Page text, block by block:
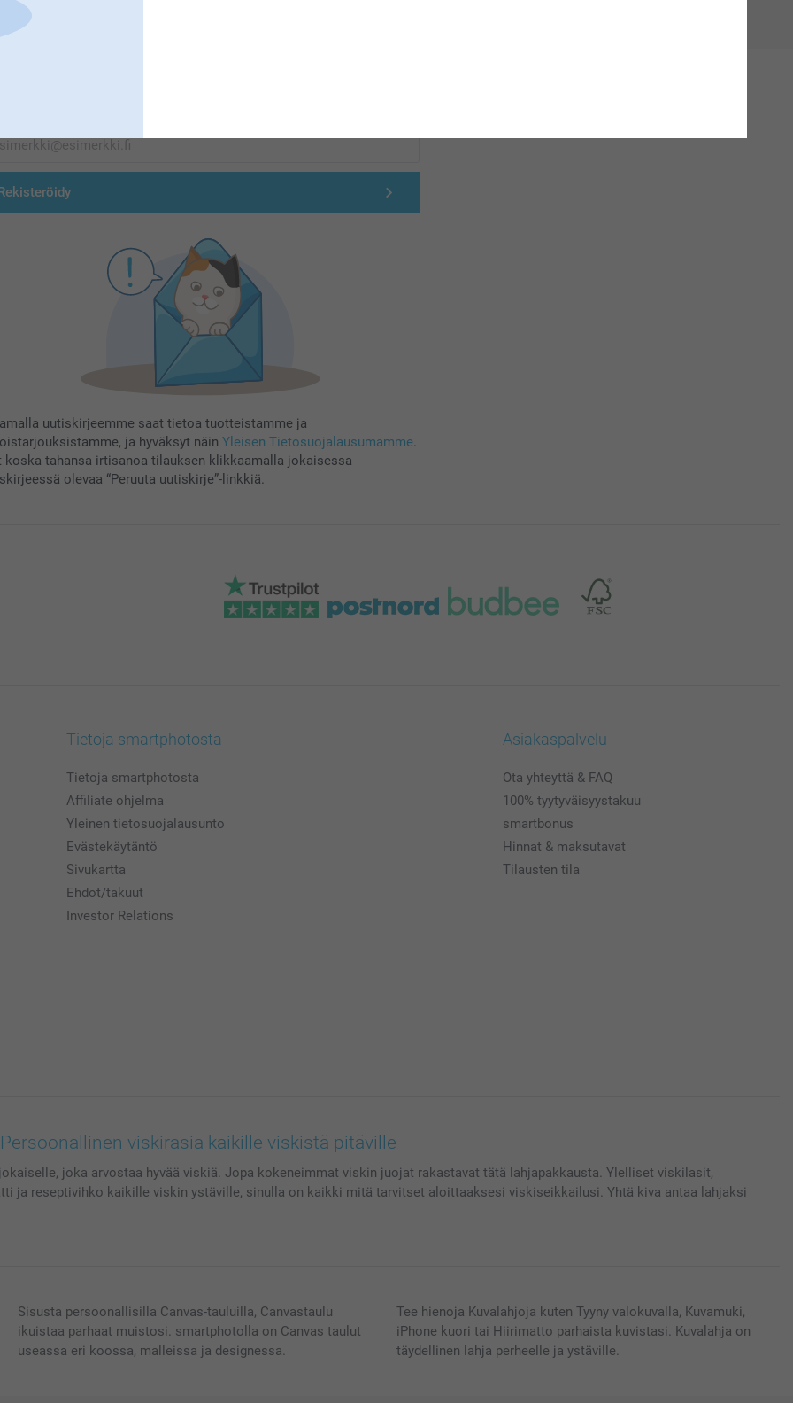
uutiskirjeemme saat tietoa tuotteistamme ja
ja hyväksyt näin Yleisen Tietosuojalausumamme.
koska tahansa irtisanoa tilauksen klikkaamalla jokaisessa
olevaa “Peruuta uutiskirje”-linkkiä.
Tietoja smartphotosta
Tietoja smartphotosta
Affiliate ohjelma
Yleinen tietosuojalausunto
Evästekäytäntö
Sivukartta
Ehdot/takuut
Investor Relations
Asiakaspalvelu
Ota yhteyttä & FAQ
100% tyytyväisyystakuu
smartbonus
Hinnat & maksutavat
Tilausten tila
Persoonallinen viskirasia kaikille viskistä pitäville
joka arvostaa hyvää viskiä. Jopa kokeneimmat viskin juojat rakastavat tätä lahjapakkausta. Ylelliset viskilasit,
ja reseptivihko kaikille viskin ystäville, sinulla on kaikki mitä tarvitset aloittaaksesi viskiseikkailusi. Yhtä kiva antaa lahjaksi
Sisusta persoonallisilla Canvas-tauluilla, Canvastaulu
ikuistaa parhaat muistosi. smartphotolla on Canvas taulut
useassa eri koossa, malleissa ja designessa.
Tee hienoja Kuvalahjoja kuten Tyyny valokuvalla, Kuvamuki,
iPhone kuori tai Hiirimatto parhaista kuvistasi. Kuvalahja on
täydellinen lahja perheelle ja ystäville.